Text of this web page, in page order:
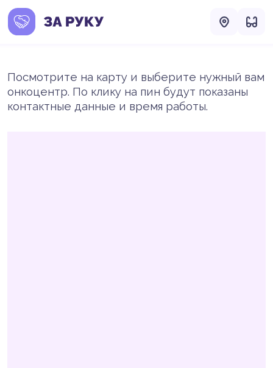
Посмотрите на карту и выберите нужный вам
онкоцентр. По клику на пин будут показаны
контактные данные и время работы.